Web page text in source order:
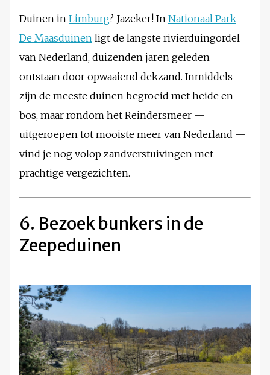
Duinen in Limburg? Jazeker! In Nationaal Park
De Maasduinen ligt de langste rivierduingordel
van Nederland, duizenden jaren geleden
ontstaan door opwaaiend dekzand. Inmiddels
zijn de meeste duinen begroeid met heide en
bos, maar rondom het Reindersmeer —
uitgeroepen tot mooiste meer van Nederland —
vind je nog volop zandverstuivingen met
prachtige vergezichten.
6. Bezoek bunkers in de
Zeepeduinen